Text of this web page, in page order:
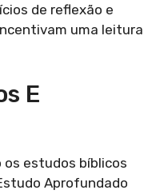
de reflexão e
uma leitura
E
estudos bíblicos
Aprofundado